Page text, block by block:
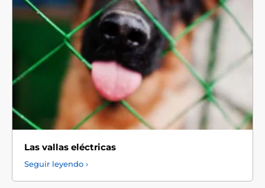
Las vallas eléctricas
Seguir leyendo ›